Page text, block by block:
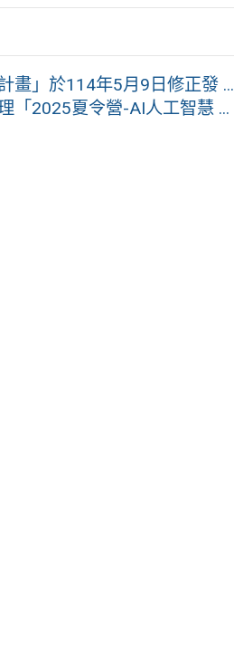
畫」於114年5月9日修正發 ...
「2025夏令營-AI人工智慧 ...